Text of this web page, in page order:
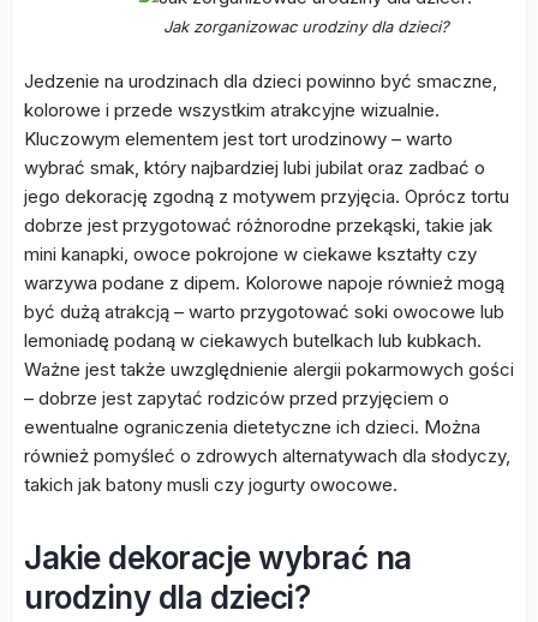
Jak zorganizowac urodziny dla dzieci?
Jedzenie na urodzinach dla dzieci powinno być smaczne,
kolorowe i przede wszystkim atrakcyjne wizualnie.
Kluczowym elementem jest tort urodzinowy – warto
wybrać smak, który najbardziej lubi jubilat oraz zadbać o
jego dekorację zgodną z motywem przyjęcia. Oprócz tortu
dobrze jest przygotować różnorodne przekąski, takie jak
mini kanapki, owoce pokrojone w ciekawe kształty czy
warzywa podane z dipem. Kolorowe napoje również mogą
być dużą atrakcją – warto przygotować soki owocowe lub
lemoniadę podaną w ciekawych butelkach lub kubkach.
Ważne jest także uwzględnienie alergii pokarmowych gości
– dobrze jest zapytać rodziców przed przyjęciem o
ewentualne ograniczenia dietetyczne ich dzieci. Można
również pomyśleć o zdrowych alternatywach dla słodyczy,
takich jak batony musli czy jogurty owocowe.
Jakie dekoracje wybrać na
urodziny dla dzieci?